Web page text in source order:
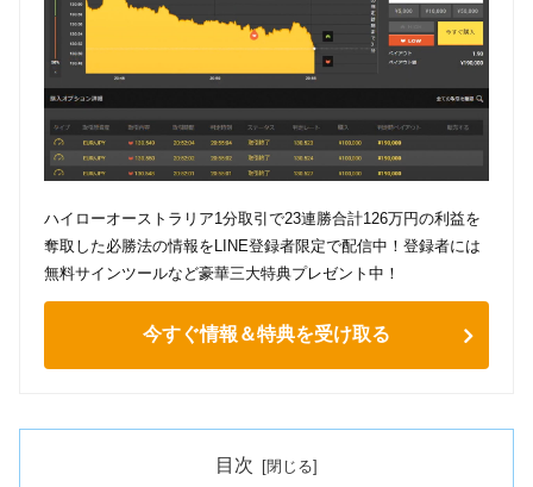
ハイローオーストラリア1分取引で23連勝合計126万円の利益を
奪取した必勝法の情報をLINE登録者限定で配信中！登録者には
無料サインツールなど豪華三大特典プレゼント中！
今すぐ情報＆特典を受け取る
目次